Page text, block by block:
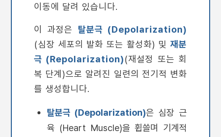
이동에 달려 있습니다.
이 과정은 탈분극 (Depolarization)
(심장 세포의 발화 또는 활성화) 및 재분
극 (Repolarization)(재설정 또는 회
복 단계)으로 알려진 일련의 전기적 변화
를 생성합니다.
탈분극 (Depolarization)은 심장 근
육 (Heart Muscle)을 휩쓸며 기계적